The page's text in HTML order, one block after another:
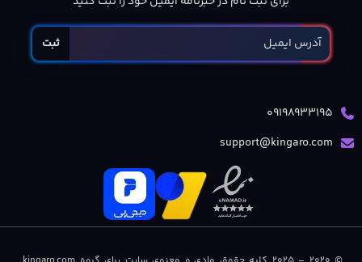
ثبت
09198933195
support@kingaro.com